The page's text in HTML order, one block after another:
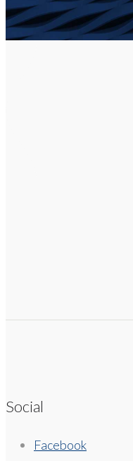
Social
Facebook